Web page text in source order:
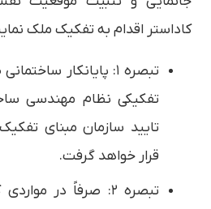
کاداستر اقدام به تفکیک ملک
تبصره ۱: پایانکار
تفکیکی نظام مهندسی
تایید سازمان مبنای
قرار خواهد گرفت.
تبصره ۲: صرفاً در